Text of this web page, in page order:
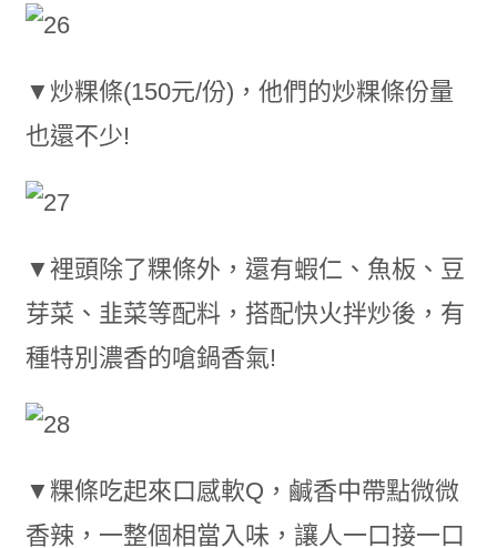
▼炒粿條(150元/份)，他們的炒粿條份量
也還不少!
▼裡頭除了粿條外，還有蝦仁、魚板、豆
芽菜、韭菜等配料，搭配快火拌炒後，有
種特別濃香的嗆鍋香氣!
▼粿條吃起來口感軟Q，鹹香中帶點微微
香辣，一整個相當入味，讓人一口接一口